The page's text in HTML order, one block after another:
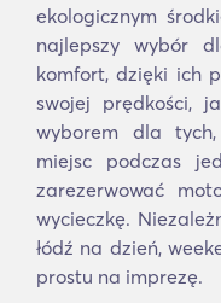
ekologicznym
najlepszy wybór
komfort, dzięki ich
swojej prędkości,
wyborem dla
miejsc podczas
zarezerwować
wycieczkę.
łódź na dzień,
prostu na imprezę.